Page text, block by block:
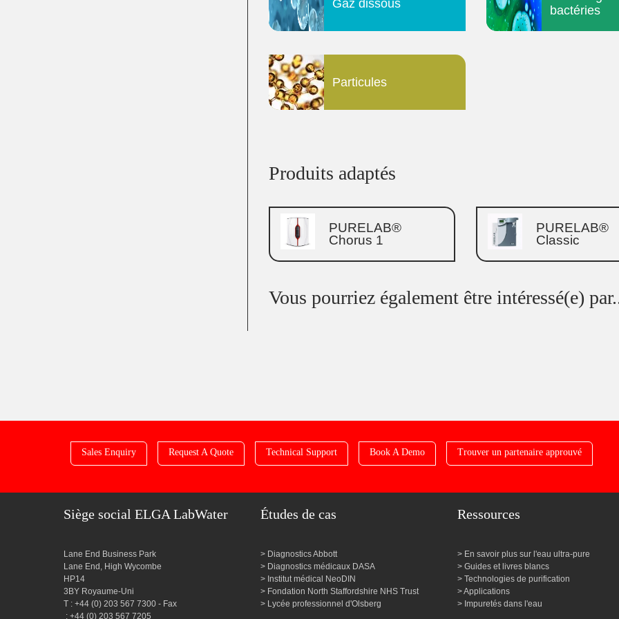
Gaz dissous
bactéries
Particules
Produits adaptés
PURELAB®
Chorus 1
PURELAB®
Classic
Vous pourriez également être intéressé(e)
Sales Enquiry Request A Quote Technical Support Book A Demo Trouver un partenaire approuvé
Siège social ELGA LabWater
Lane End Business Park
Lane End, High Wycombe
HP14
3BY Royaume-Uni
T : +44 (0) 203 567 7300 - Fax
: +44 (0) 203 567 7205
Études de cas
Diagnostics Abbott
Diagnostics médicaux DASA
Institut médical NeoDIN
Fondation North Staffordshire NHS Trust
Lycée professionnel d'Olsberg
Ressources
En savoir plus sur l'eau ultra-pure
Guides et livres blancs
Technologies de purification
Applications
Impuretés dans l'eau